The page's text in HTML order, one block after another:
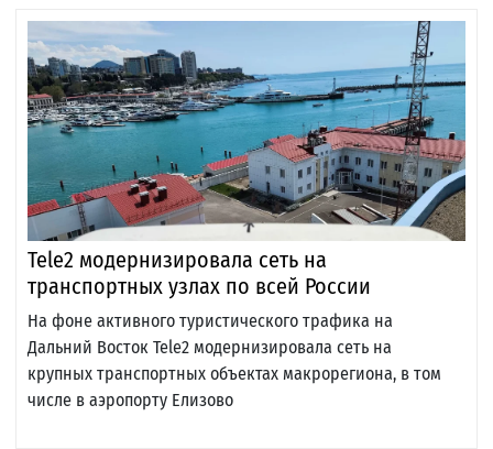
Tele2 модернизировала сеть на
транспортных узлах по всей России
На фоне активного туристического трафика на
Дальний Восток Tele2 модернизировала сеть на
крупных транспортных объектах макрорегиона, в том
числе в аэропорту Елизово